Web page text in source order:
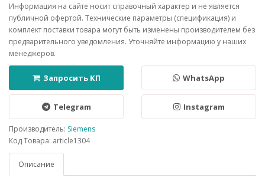
Информация на сайте носит справочный характер и не является
публичной офертой. Технические параметры (спецификация) и
комплект поставки товара могут быть изменены производителем без
предварительного уведомления. Уточняйте информацию у наших
менеджеров.
Запросить КП WhatsApp
Telegram Instagram
Производитель: Siemens
Код Товара: article1304
Описание